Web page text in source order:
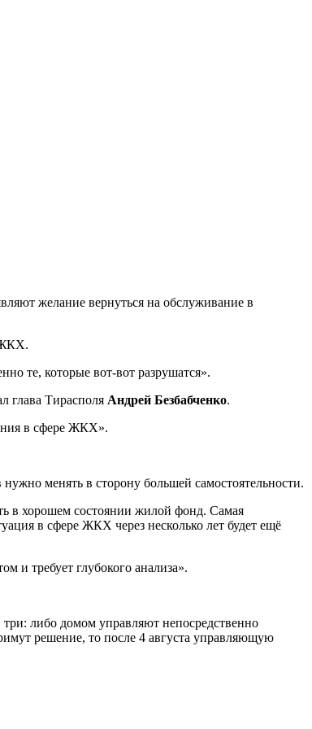
желание вернуться на обслуживание в
ЖКХ.
те, которые вот-вот разрушатся».
глава Тирасполя Андрей Безбабченко.
в сфере ЖКХ».
менять в сторону большей самостоятельности.
в хорошем состоянии жилой фонд. Самая
в сфере ЖКХ через несколько лет будет ещё
и требует глубокого анализа».
либо домом управляют непосредственно
решение, то после 4 августа управляющую